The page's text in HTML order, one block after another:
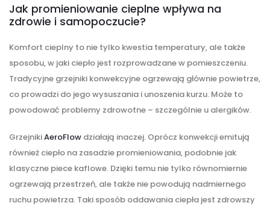
Jak promieniowanie cieplne wpływa na
zdrowie i samopoczucie?
Komfort cieplny to nie tylko kwestia temperatury, ale także
sposobu, w jaki ciepło jest rozprowadzane w pomieszczeniu.
Tradycyjne grzejniki konwekcyjne ogrzewają głównie powietrze,
co prowadzi do jego wysuszania i unoszenia kurzu. Może to
powodować problemy zdrowotne – szczególnie u alergików.
GrzejnikiAeroFlow działają inaczej. Oprócz konwekcji emitują
również ciepło na zasadzie promieniowania, podobnie jak
klasyczne piece kaflowe. Dzięki temu nie tylko równomiernie
ogrzewają przestrzeń, ale także nie powodują nadmiernego
ruchu powietrza. Taki sposób oddawania ciepła jest zdrowszy